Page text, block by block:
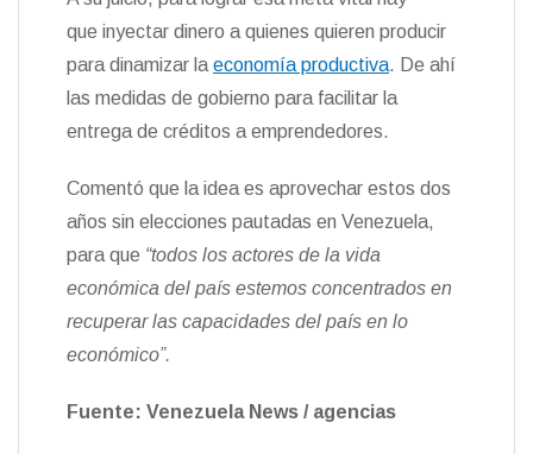
que inyectar dinero a quienes quieren producir
para dinamizar la economía productiva. De ahí
las medidas de gobierno para facilitar la
entrega de créditos a emprendedores.
Comentó que la idea es aprovechar estos dos
años sin elecciones pautadas en Venezuela,
para que “todos los actores de la vida
económica del país estemos concentrados en
recuperar las capacidades del país en lo
económico”.
Fuente: Venezuela News / agencias